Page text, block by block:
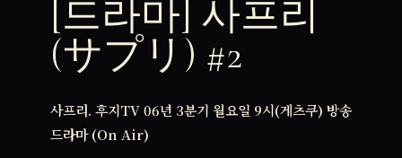
[드라마] 사프리
(サプリ) #2
사프리. 후지TV 06년 3분기 월요일 9시(게츠쿠) 방송
드라마 (On Air)